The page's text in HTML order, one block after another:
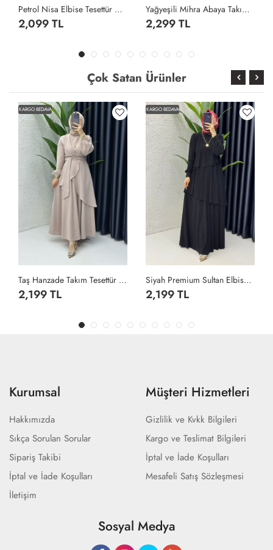
Petrol Nisa Elbise Tesettür Giyim Petrol Yeşili
2,099 TL
Yağyeşili Mihra Abaya Takım Tesettür Giyim Yağ Yeşili
2,299 TL
Çok Satan Ürünler
KARGO BEDAVA
Taş Hanzade Takım Tesettür Giyim Taş Rengi
2,199 TL
KARGO BEDAVA
Siyah Premium Sultan Elbise Tesettür Giyim Siyah
2,199 TL
Kurumsal
Hakkımızda
Sıkça Sorulan Sorular
Sipariş Takibi
İptal ve İade Koşulları
İletişim
Müşteri Hizmetleri
Gizlilik ve Kvkk Bilgileri
Kargo ve Teslimat Bilgileri
İptal ve İade Koşulları
Mesafeli Satış Sözleşmesi
Sosyal Medya